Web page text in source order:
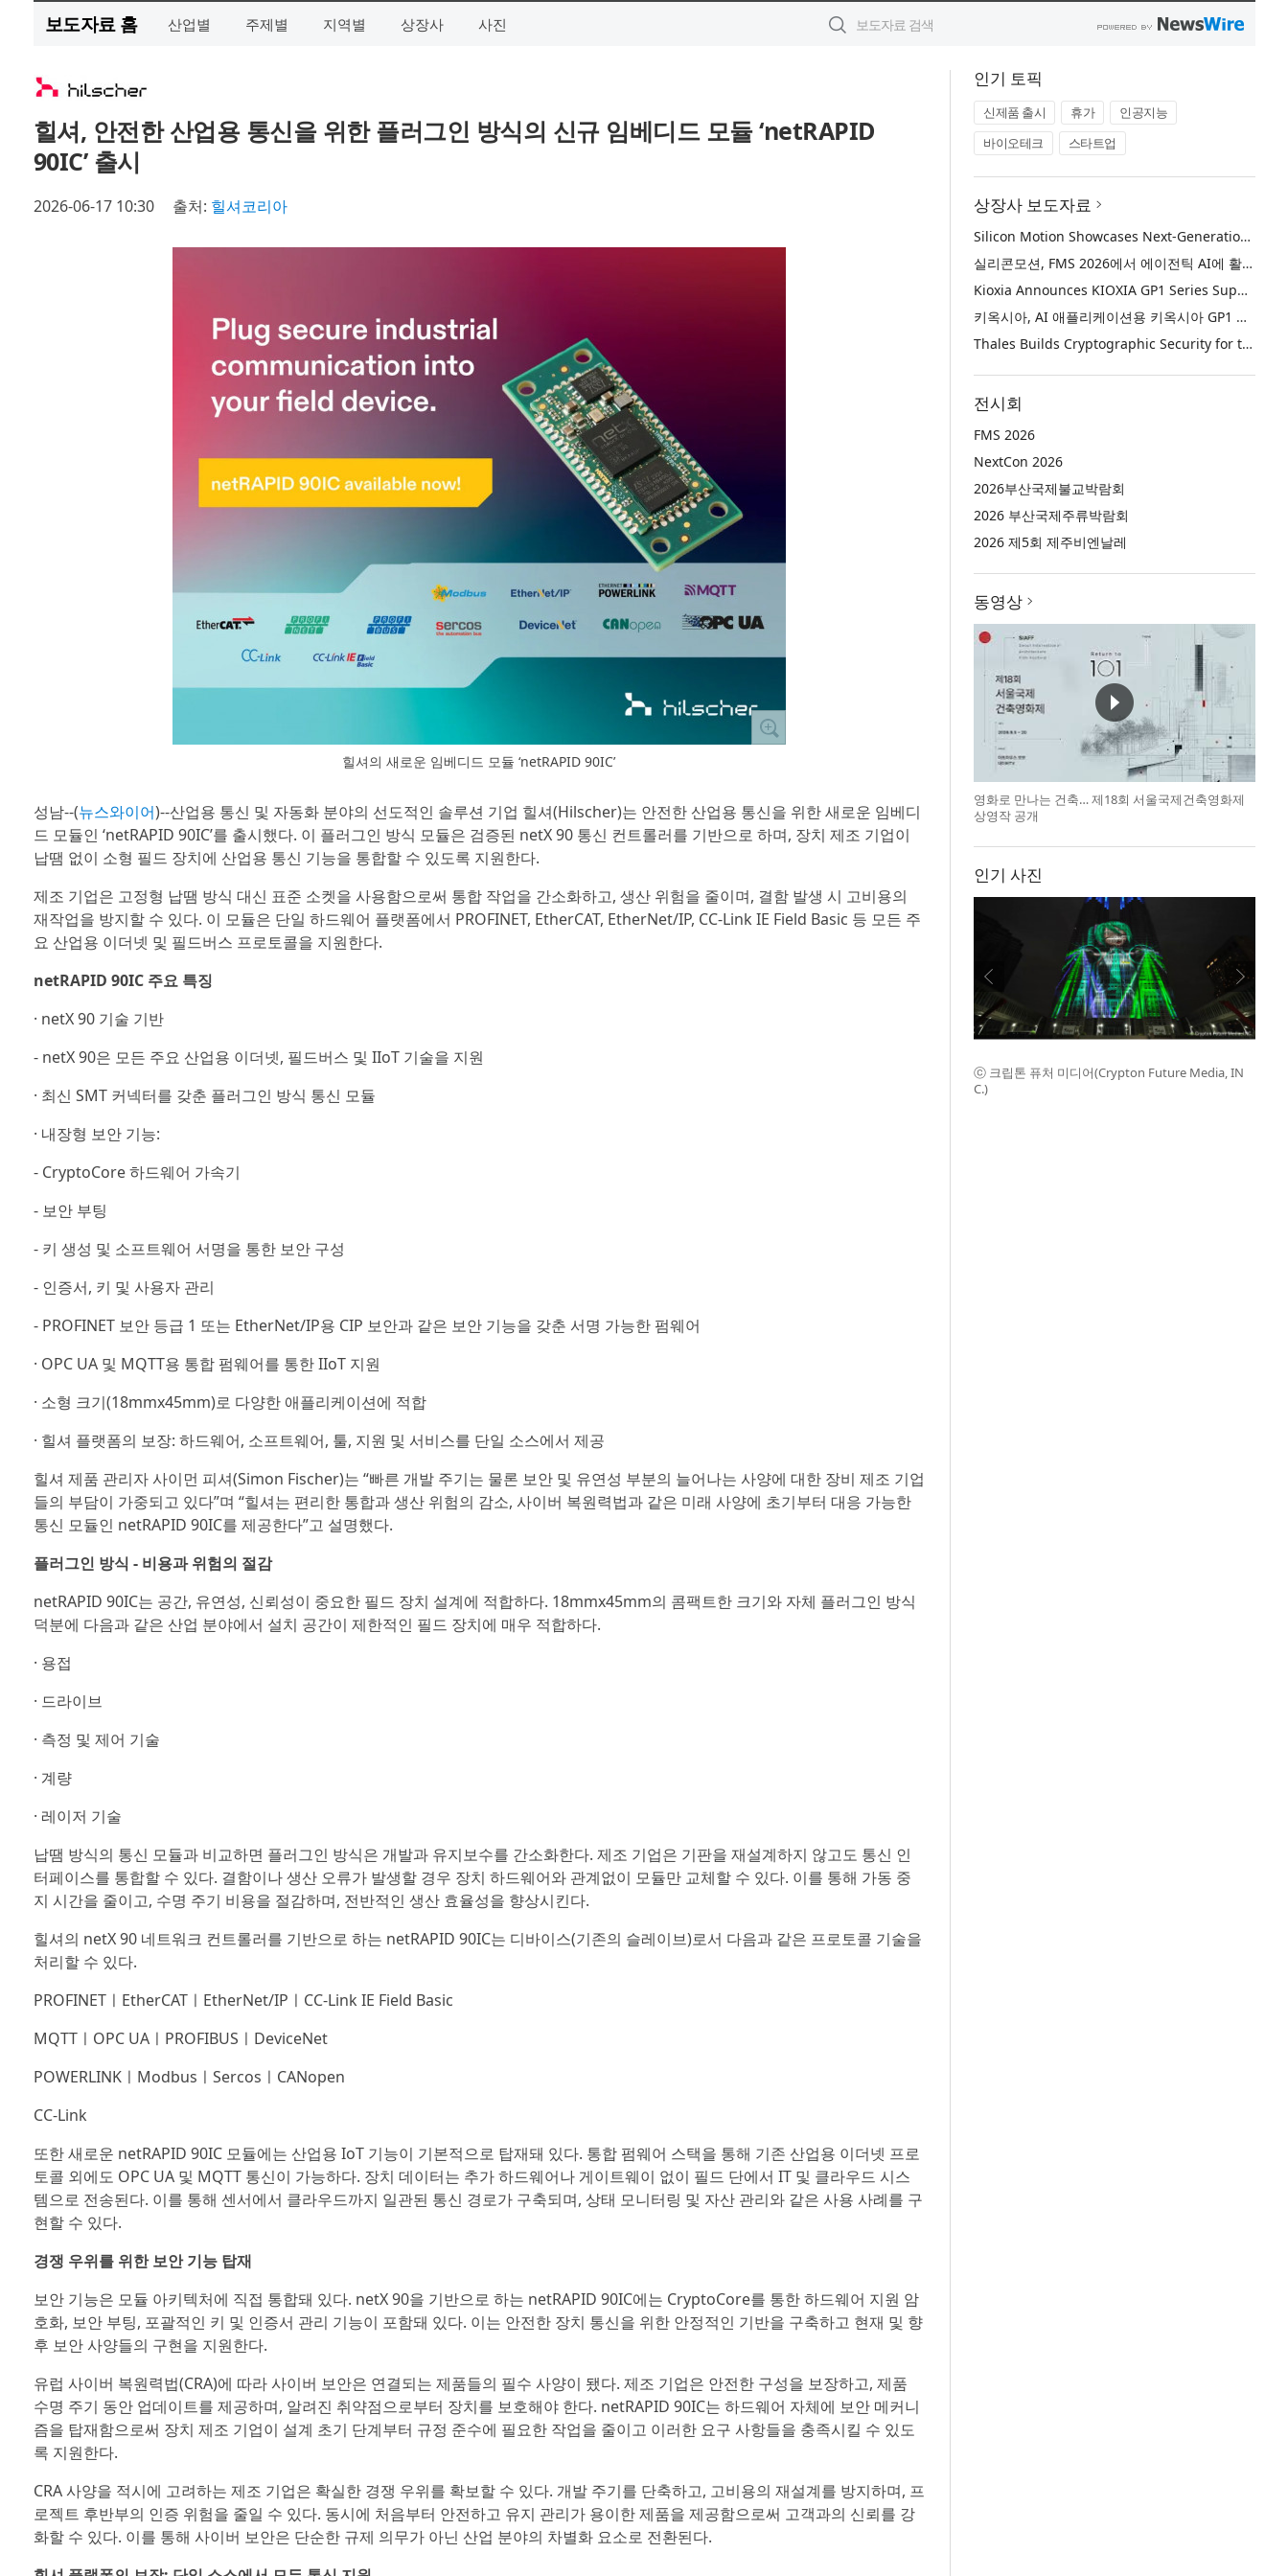
보도자료 홈 산업별 주제별 지역별 상장사 사진
힐셔, 안전한 산업용 통신을 위한 플러그인 방식의 신규 임베디드 모듈 ‘netRAPID
90IC’ 출시
2026-06-17 10:30 출처: 힐셔코리아
힐셔의 새로운 임베디드 모듈 ‘netRAPID 90IC’
성남--(뉴스와이어)--산업용 통신 및 자동화 분야의 선도적인 솔루션 기업 힐셔(Hilscher)는 안전한 산업용 통신을 위한 새로운 임베디
드 모듈인 ‘netRAPID 90IC’를 출시했다. 이 플러그인 방식 모듈은 검증된 netX 90 통신 컨트롤러를 기반으로 하며, 장치 제조 기업이
납땜 없이 소형 필드 장치에 산업용 통신 기능을 통합할 수 있도록 지원한다.
제조 기업은 고정형 납땜 방식 대신 표준 소켓을 사용함으로써 통합 작업을 간소화하고, 생산 위험을 줄이며, 결함 발생 시 고비용의
재작업을 방지할 수 있다. 이 모듈은 단일 하드웨어 플랫폼에서 PROFINET, EtherCAT, EtherNet/IP, CC-Link IE Field Basic 등 모든 주
요 산업용 이더넷 및 필드버스 프로토콜을 지원한다.
netRAPID 90IC 주요 특징
· netX 90 기술 기반
- netX 90은 모든 주요 산업용 이더넷, 필드버스 및 IIoT 기술을 지원
· 최신 SMT 커넥터를 갖춘 플러그인 방식 통신 모듈
· 내장형 보안 기능:
- CryptoCore 하드웨어 가속기
- 보안 부팅
- 키 생성 및 소프트웨어 서명을 통한 보안 구성
- 인증서, 키 및 사용자 관리
- PROFINET 보안 등급 1 또는 EtherNet/IP용 CIP 보안과 같은 보안 기능을 갖춘 서명 가능한 펌웨어
· OPC UA 및 MQTT용 통합 펌웨어를 통한 IIoT 지원
· 소형 크기(18mmx45mm)로 다양한 애플리케이션에 적합
· 힐셔 플랫폼의 보장: 하드웨어, 소프트웨어, 툴, 지원 및 서비스를 단일 소스에서 제공
힐셔 제품 관리자 사이먼 피셔(Simon Fischer)는 “빠른 개발 주기는 물론 보안 및 유연성 부분의 늘어나는 사양에 대한 장비 제조 기업
들의 부담이 가중되고 있다”며 “힐셔는 편리한 통합과 생산 위험의 감소, 사이버 복원력법과 같은 미래 사양에 초기부터 대응 가능한
통신 모듈인 netRAPID 90IC를 제공한다”고 설명했다.
플러그인 방식 - 비용과 위험의 절감
netRAPID 90IC는 공간, 유연성, 신뢰성이 중요한 필드 장치 설계에 적합하다. 18mmx45mm의 콤팩트한 크기와 자체 플러그인 방식
덕분에 다음과 같은 산업 분야에서 설치 공간이 제한적인 필드 장치에 매우 적합하다.
· 용접
· 드라이브
· 측정 및 제어 기술
· 계량
· 레이저 기술
납땜 방식의 통신 모듈과 비교하면 플러그인 방식은 개발과 유지보수를 간소화한다. 제조 기업은 기판을 재설계하지 않고도 통신 인
터페이스를 통합할 수 있다. 결함이나 생산 오류가 발생할 경우 장치 하드웨어와 관계없이 모듈만 교체할 수 있다. 이를 통해 가동 중
지 시간을 줄이고, 수명 주기 비용을 절감하며, 전반적인 생산 효율성을 향상시킨다.
힐셔의 netX 90 네트워크 컨트롤러를 기반으로 하는 netRAPID 90IC는 디바이스(기존의 슬레이브)로서 다음과 같은 프로토콜 기술을
처리할 수 있다.
PROFINETㅣEtherCATㅣEtherNet/IPㅣCC-Link IE Field Basic
MQTTㅣOPC UAㅣPROFIBUSㅣDeviceNet
POWERLINKㅣModbusㅣSercosㅣCANopen
CC-Link
또한 새로운 netRAPID 90IC 모듈에는 산업용 IoT 기능이 기본적으로 탑재돼 있다. 통합 펌웨어 스택을 통해 기존 산업용 이더넷 프로
토콜 외에도 OPC UA 및 MQTT 통신이 가능하다. 장치 데이터는 추가 하드웨어나 게이트웨이 없이 필드 단에서 IT 및 클라우드 시스
템으로 전송된다. 이를 통해 센서에서 클라우드까지 일관된 통신 경로가 구축되며, 상태 모니터링 및 자산 관리와 같은 사용 사례를 구
현할 수 있다.
경쟁 우위를 위한 보안 기능 탑재
보안 기능은 모듈 아키텍처에 직접 통합돼 있다. netX 90을 기반으로 하는 netRAPID 90IC에는 CryptoCore를 통한 하드웨어 지원 암
호화, 보안 부팅, 포괄적인 키 및 인증서 관리 기능이 포함돼 있다. 이는 안전한 장치 통신을 위한 안정적인 기반을 구축하고 현재 및 향
후 보안 사양들의 구현을 지원한다.
유럽 사이버 복원력법(CRA)에 따라 사이버 보안은 연결되는 제품들의 필수 사양이 됐다. 제조 기업은 안전한 구성을 보장하고, 제품
수명 주기 동안 업데이트를 제공하며, 알려진 취약점으로부터 장치를 보호해야 한다. netRAPID 90IC는 하드웨어 자체에 보안 메커니
즘을 탑재함으로써 장치 제조 기업이 설계 초기 단계부터 규정 준수에 필요한 작업을 줄이고 이러한 요구 사항들을 충족시킬 수 있도
록 지원한다.
CRA 사양을 적시에 고려하는 제조 기업은 확실한 경쟁 우위를 확보할 수 있다. 개발 주기를 단축하고, 고비용의 재설계를 방지하며, 프
로젝트 후반부의 인증 위험을 줄일 수 있다. 동시에 처음부터 안전하고 유지 관리가 용이한 제품을 제공함으로써 고객과의 신뢰를 강
화할 수 있다. 이를 통해 사이버 보안은 단순한 규제 의무가 아닌 산업 분야의 차별화 요소로 전환된다.
인기 토픽
신제품 출시 휴가
인공지능
바이오테크
스타트업
상장사 보도자료
Silicon Motion Showcases Next-Generation Storage Solutions for Agentic AI Applications at FMS 2026
실리콘모션, FMS 2026에서 에이전틱 AI에 활용하기 위한 차세대 스토리지 솔루션 공개
Kioxia Announces KIOXIA GP1 Series Super High IOPS SSDs for AI Applications
키옥시아, AI 애플리케이션용 키옥시아 GP1 시리즈 슈퍼 하이 IOPS SSD 발표
Thales Builds Cryptographic Security for the Age of AI and Post-Quantum Computing
전시회
FMS 2026
NextCon 2026
2026부산국제불교박람회
2026 부산국제주류박람회
2026 제5회 제주비엔날레
동영상
영화로 만나는 건축… 제18회 서울국제건축영화제
상영작 공개
인기 사진
ⓒ 크립톤 퓨처 미디어(Crypton Future Media, IN
C.)